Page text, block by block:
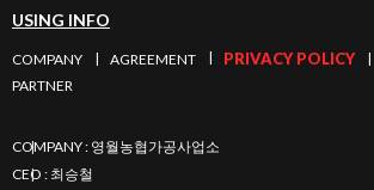
USING INFO
COMPANY AGREEMENT PRIVACY POLICY
PARTNER
COMPANY: 영월농협가공사업소
CEO : 최승철